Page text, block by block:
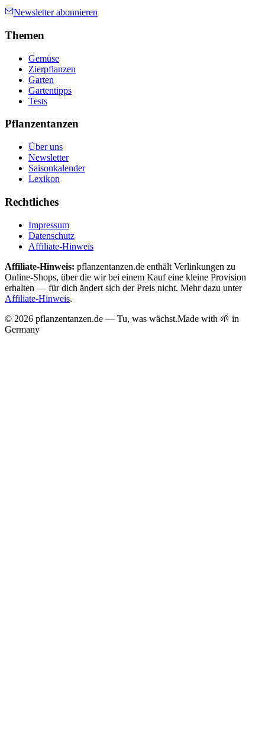
Newsletter abonnieren
Themen
Gemüse
Zierpflanzen
Garten
Gartentipps
Tests
Pflanzentanzen
Über uns
Newsletter
Saisonkalender
Lexikon
Rechtliches
Impressum
Datenschutz
Affiliate-Hinweis
Affiliate-Hinweis: pflanzentanzen.de enthält Verlinkungen zu
Online-Shops, über die wir bei einem Kauf eine kleine Provision
erhalten — für dich ändert sich der Preis nicht. Mehr dazu unter
Affiliate-Hinweis.
© 2026 pflanzentanzen.de — Tu, was wächst.Made with 🌱 in
Germany